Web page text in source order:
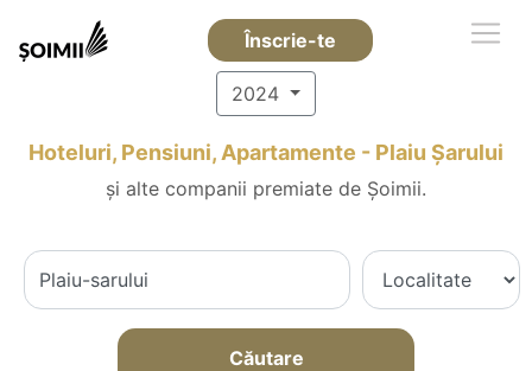
Înscrie-te
2024
Hoteluri, Pensiuni, Apartamente - Plaiu Şarului
și alte companii premiate de Șoimii.
Căutare